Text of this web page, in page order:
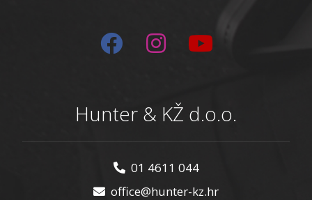
Hunter & KŽ d.o.o.
01 4611 044
office@hunter-kz.hr